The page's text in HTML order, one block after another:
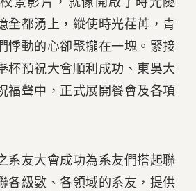
全都湧上，縱使時光荏苒，青
悸動的心卻聚攏在一塊。緊接
杯預祝大會順利成功、東吳大
福聲中，正式展開餐會及各項
系友大會成功為系友們搭起聯
各級數、各領域的系友，提供